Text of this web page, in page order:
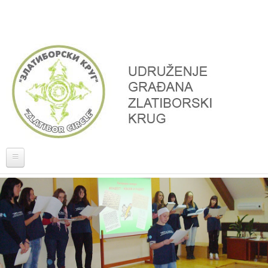
Naslovna
O nama
Projekti
Donatori, partneri